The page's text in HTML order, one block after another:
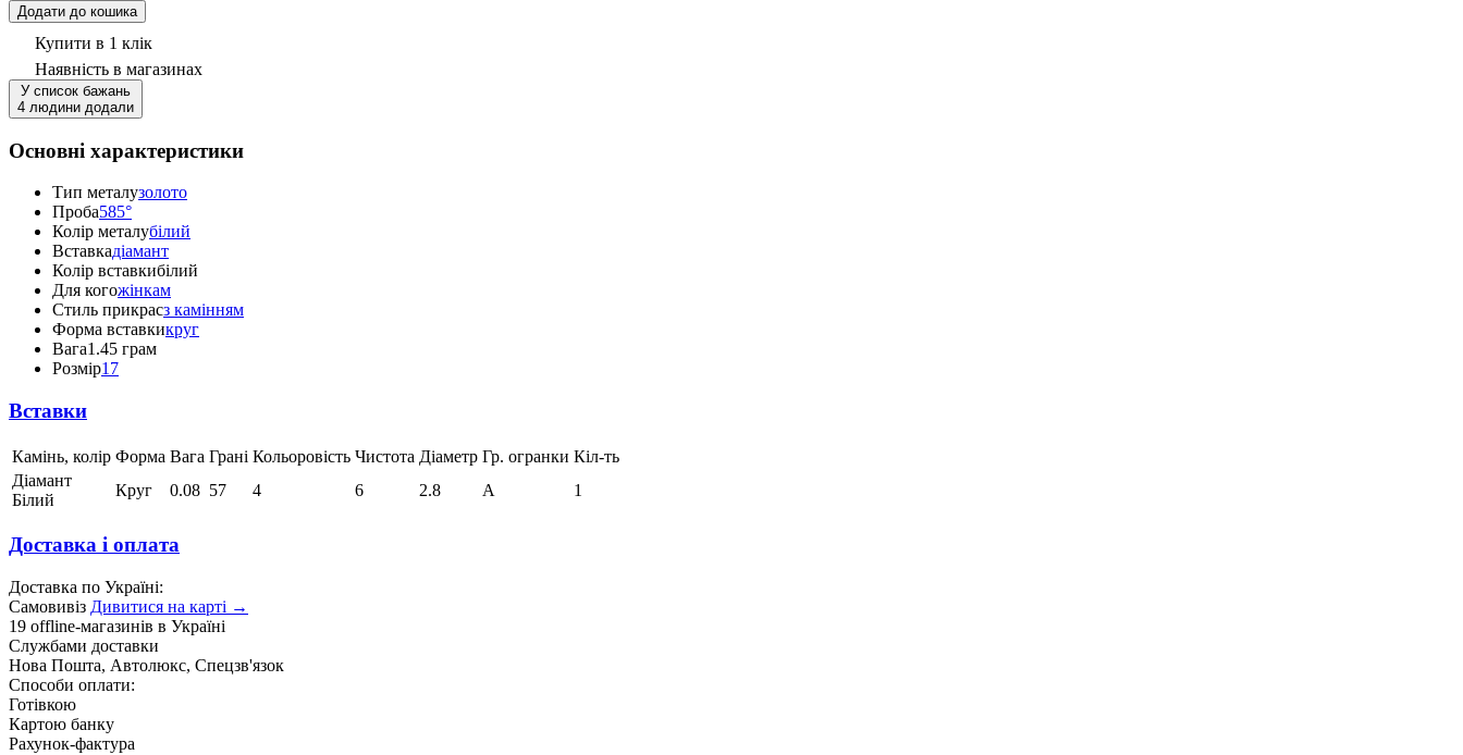
Додати до кошика
Купити в 1 клік
Наявність в магазинах
У список бажань
4 людини додали
Основні характеристики
Тип металузолото
Проба585°
Колір металубілий
Вставкадіамант
Колір вставкибілий
Для когожінкам
Стиль прикрасз камінням
Форма вставкикруг
Вага1.45 грам
Розмір17
Вставки
Камінь, колір Форма Вага Грані Кольоровість Чистота Діаметр Гр. огранки Кіл-ть
Діамант
Білий
Круг 0.08 57 4 6 2.8 А 1
Доставка і оплата
Доставка по Україні:
Самовивіз Дивитися на карті →
19 offline-магазинів в Україні
Службами доставки
Нова Пошта, Автолюкс, Спецзв'язок
Способи оплати:
Готівкою
Картою банку
Рахунок-фактура